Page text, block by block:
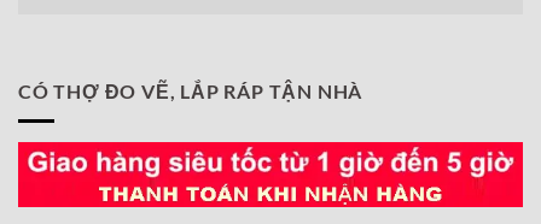
CÓ THỢ ĐO VẼ, LẮP RÁP TẬN NHÀ